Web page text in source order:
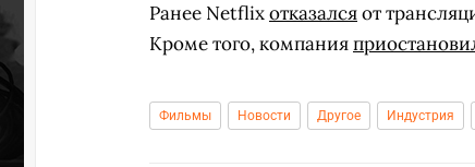
Ранее Netflixотказалсяот
Кроме того, компания
Фильмы Новости Другое Индустрия